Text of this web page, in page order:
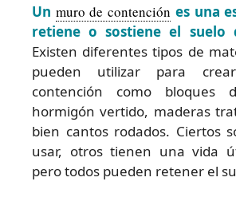
Un muro de contención es una
retiene o sostiene el suelo
Existen diferentes tipos de
pueden utilizar para
contención como bloques
hormigón vertido, maderas
bien cantos rodados. Ciertos
usar, otros tienen una vida
pero todos pueden retener el